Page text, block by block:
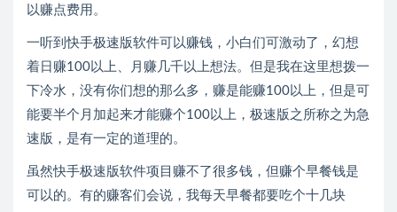
以赚点费用。
一听到快手极速版软件可以赚钱，小白们可激动了，幻想
着日赚100以上、月赚几千以上想法。但是我在这里想拨一
下冷水，没有你们想的那么多，赚是能赚100以上，但是可
能要半个月加起来才能赚个100以上，极速版之所称之为急
速版，是有一定的道理的。
虽然快手极速版软件项目赚不了很多钱，但赚个早餐钱是
可以的。有的赚客们会说，我每天早餐都要吃个十几块